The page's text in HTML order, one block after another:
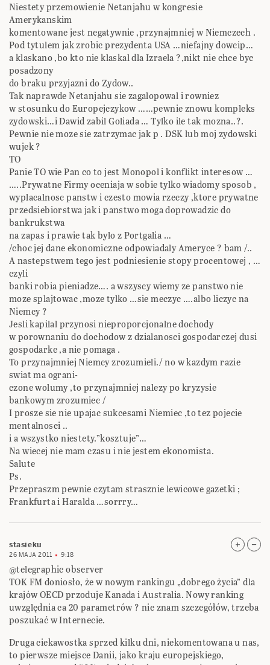
Niestety przemowienie Netanjahu w kongresie
Amerykanskim
komentowane jest negatywnie ,przynajmniej w Niemczech .
Pod tytulem jak zrobic prezydenta USA …niefajny dowcip…
a klaskano ,bo kto nie klaskal dla Izraela ?,nikt nie chce byc
posadzony
do braku przyjazni do Zydow..
Tak naprawde Netanjahu sie zagalopowal i rowniez
w stosunku do Europejczykow ……pewnie znowu kompleks
zydowski…i Dawid zabil Goliada … Tylko ile tak mozna..?.
Pewnie nie moze sie zatrzymac jak p . DSK lub moj zydowski
wujek ?
TO
Panie TO wie Pan co to jest Monopol i konflikt interesow …
…..Prywatne Firmy oceniaja w sobie tylko wiadomy sposob ,
wyplacalnosc panstw i czesto mowia rzeczy ,ktore prywatne
przedsiebiorstwa jak i panstwo moga doprowadzic do
bankrukstwa
na zapas i prawie tak bylo z Portgalia …
/choc jej dane ekonomiczne odpowiadaly Ameryce ? bam /..
A nastepstwem tego jest podniesienie stopy procentowej , …
czyli
banki robia pieniadze…. a wszyscy wiemy ze panstwo nie
moze splajtowac ,moze tylko …sie meczyc ….albo liczyc na
Niemcy ?
Jesli kapilal przynosi nieproporcjonalne dochody
w porownaniu do dochodow z dzialanosci gospodarczej dusi
gospodarke ,a nie pomaga .
To przynajmniej Niemcy zrozumieli./ no w kazdym razie
swiat ma ograni-
czone wolumy ,to przynajmniej nalezy po kryzysie
bankowym zrozumiec /
I prosze sie nie upajac sukcesami Niemiec ,to tez pojecie
mentalnosci ..
i a wszystko niestety.”kosztuje”…
Na wiecej nie mam czasu i nie jestem ekonomista.
Salute
Ps.
Przepraszm pewnie czytam strasznie lewicowe gazetki ;
Frankfurta i Haralda …sorrry…
stasieku
26 MAJA 2011 9:18
@telegraphic observer
TOK FM doniosło, że w nowym rankingu „dobrego życia” dla
krajów OECD przoduje Kanada i Australia. Nowy ranking
uwzględnia ca 20 parametrów ? nie znam szczegółów, trzeba
poszukać w Internecie.
Druga ciekawostka sprzed kilku dni, niekomentowana u nas,
to pierwsze miejsce Danii, jako kraju europejskiego,